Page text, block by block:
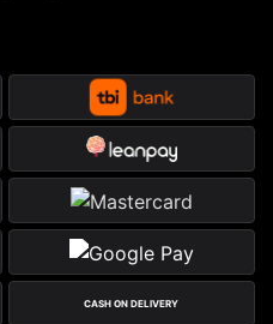
CASH ON DELIVERY